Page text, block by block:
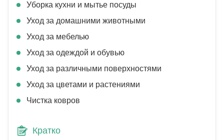
Уборка кухни и мытье посуды
Уход за домашними животными
Уход за мебелью
Уход за одеждой и обувью
Уход за различными поверхностями
Уход за цветами и растениями
Чистка ковров
Кратко